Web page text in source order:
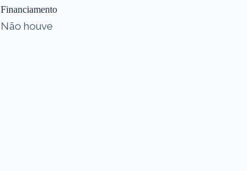
Financiamento
Não houve